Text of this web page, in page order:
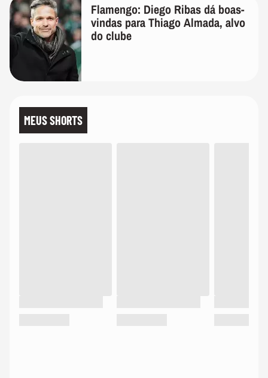
Flamengo: Diego Ribas dá boas-
vindas para Thiago Almada, alvo
do clube
MEUS SHORTS